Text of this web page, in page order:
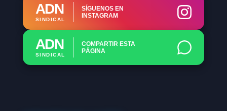
ADN
SINDICAL
SÍGUENOS EN
INSTAGRAM
ADN
SINDICAL
COMPARTIR ESTA
PÁGINA